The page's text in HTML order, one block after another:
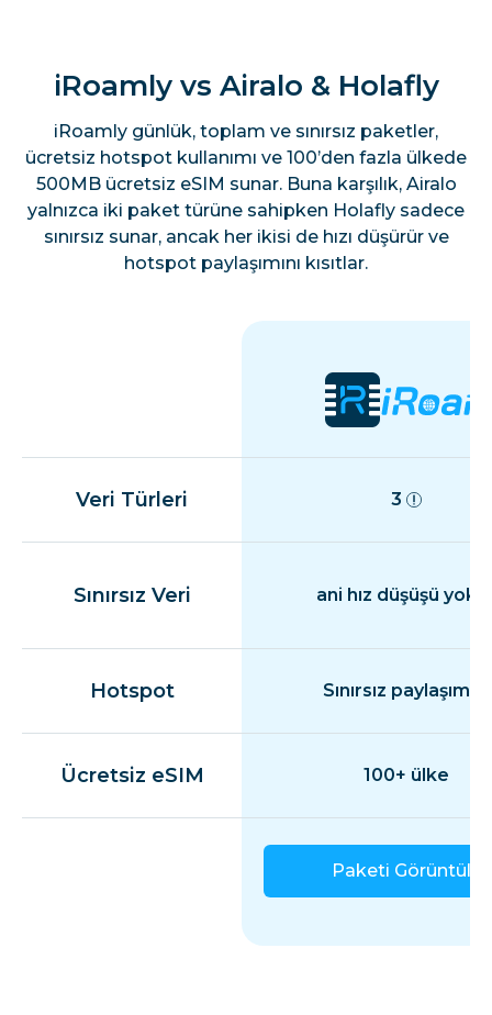
iRoamly vs Airalo & Holafly
iRoamly günlük, toplam ve sınırsız paketler,
ücretsiz hotspot kullanımı ve 100’den fazla ülkede
500MB ücretsiz eSIM sunar. Buna karşılık, Airalo
yalnızca iki paket türüne sahipken Holafly sadece
sınırsız sunar, ancak her ikisi de hızı düşürür ve
hotspot paylaşımını kısıtlar.
Veri Türleri 3
Sınırsız Veri ani hız düşüşü yok
Hotspot Sınırsız paylaşım
Ücretsiz eSIM 100+ ülke
Paketi Görüntüle